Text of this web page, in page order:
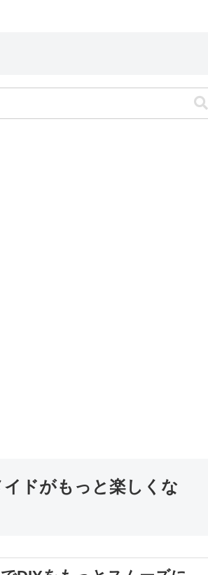
ドがもっと楽しくな